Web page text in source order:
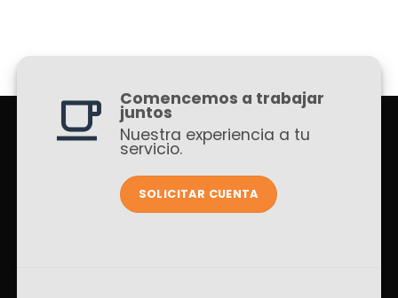
Comencemos a trabajar
juntos
Nuestra experiencia a tu
servicio.
SOLICITAR CUENTA